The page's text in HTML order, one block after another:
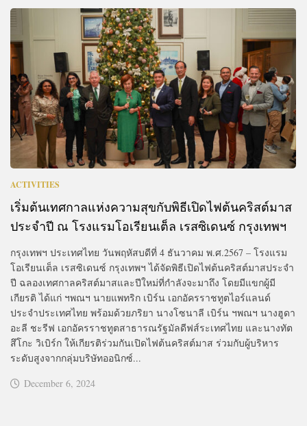
ACTIVITIES
เริ่มต้นเทศกาลแห่งความสุขกับพิธีเปิดไฟต้นคริสต์มาส
ประจำปี ณ โรงแรมโอเรียนเต็ล เรสซิเดนซ์ กรุงเทพฯ
กรุงเทพฯ ประเทศไทย วันพฤหัสบดีที่ 4 ธันวาคม พ.ศ.2567 – โรงแรม
โอเรียนเต็ล เรสซิเดนซ์ กรุงเทพฯ ได้จัดพิธีเปิดไฟต้นคริสต์มาสประจำ
ปี ฉลองเทศกาลคริสต์มาสและปีใหม่ที่กำลังจะมาถึง โดยมีแขกผู้มี
เกียรติ ได้แก่ ฯพณฯ นายแพทริก เบิร์น เอกอัครราชทูตไอร์แลนด์
ประจำประเทศไทย พร้อมด้วยภริยา นางโซนาลี เบิร์น ฯพณฯ นางฮูดา
อะลี ชะรีฟ เอกอัครราชทูตสาธารณรัฐมัลดีฟส์ระเทศไทย และนางทัต
สึโกะ วิเบิร์ก ให้เกียรติร่วมกันเปิดไฟต้นคริสต์มาส ร่วมกับผู้บริหาร
ระดับสูงจากกลุ่มบริษัทออนิกซ์...
December 6, 2024